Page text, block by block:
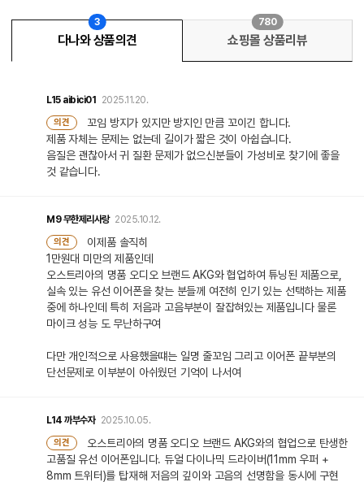
다나와 상품의견
3
쇼핑몰 상품리뷰
780
L15 aibici01 2025.11.20.
의견
꼬임 방지가 있지만 방지인 만큼 꼬이긴 합니다.
제품 자체는 문제는 없는데 길이가 짧은 것이 아쉽습니다.
음질은 괜찮아서 귀 질환 문제가 없으신분들이 가성비로 찾기에 좋을
것 같습니다.
M9 무한제리사랑 2025.10.12.
의견
이제품 솔직히
1만원대 미만의 제품인데
오스트리아의 명품 오디오 브랜드 AKG와 협업하여 튜닝된 제품으로,
실속 있는 유선 이어폰을 찾는 분들께 여전히 인기 있는 선택하는 제품
중에 하나인데 특히 저음과 고음부분이 잘잡혀있는 제품입니다 물론
마이크 성능 도 무난하구여
다만 개인적으로 사용했을떄는 일명 줄꼬임 그리고 이어폰 끝부분의
단선문제로 이부분이 아쉬웠던 기억이 나서여
L14 까부수자 2025.10.05.
의견
오스트리아의 명품 오디오 브랜드 AKG와의 협업으로 탄생한
고품질 유선 이어폰입니다. 듀얼 다이나믹 드라이버(11mm 우퍼 +
8mm 트위터)를 탑재해 저음의 깊이와 고음의 선명함을 동시에 구현